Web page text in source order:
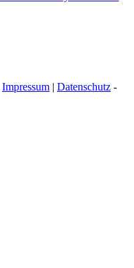
Impressum | Datenschutz -